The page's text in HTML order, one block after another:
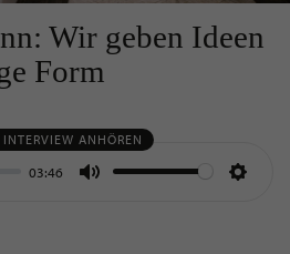
Wir geben Ideen
Form
INTERVIEW ANHÖREN
03:46